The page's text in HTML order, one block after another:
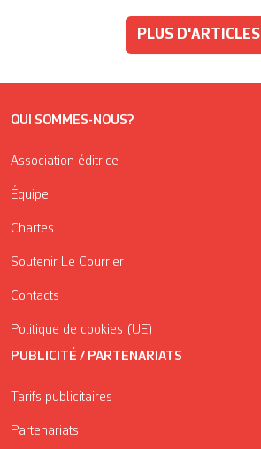
PLUS D'ARTICLES
QUI SOMMES-NOUS?
Association éditrice
Équipe
Chartes
Soutenir Le Courrier
Contacts
Politique de cookies (UE)
PUBLICITÉ / PARTENARIATS
Tarifs publicitaires
Partenariats